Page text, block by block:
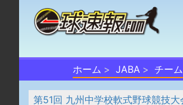
ホーム JABA チーム
第51回 九州中学校軟式野球競技